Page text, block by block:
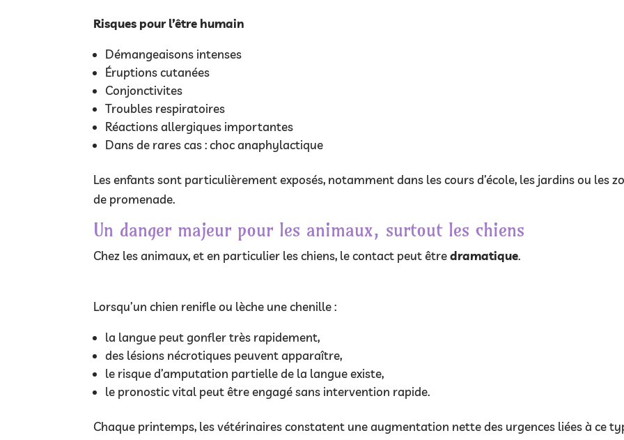
Risques pour l’être humain
Démangeaisons intenses
Éruptions cutanées
Conjonctivites
Troubles respiratoires
Réactions allergiques importantes
Dans de rares cas : choc anaphylactique
Les enfants sont particulièrement exposés, notamment dans les cours d’école, les jardins ou les
de promenade.
Un danger majeur pour les animaux, surtout les chiens
Chez les animaux, et en particulier les chiens, le contact peut êtredramatique.
Lorsqu’un chien renifle ou lèche une chenille :
la langue peut gonfler très rapidement,
des lésions nécrotiques peuvent apparaître,
le risque d’amputation partielle de la langue existe,
le pronostic vital peut être engagé sans intervention rapide.
Chaque printemps, les vétérinaires constatent une augmentation nette des urgences liées à ce